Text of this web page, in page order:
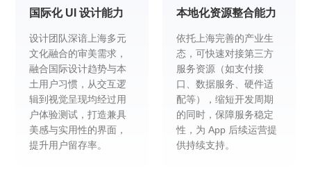
国际化 UI 设计能力
设计团队深谙上海多元
文化融合的审美需求，
融合国际设计趋势与本
土用户习惯，从交互逻
辑到视觉呈现均经过用
户体验测试，打造兼具
美感与实用性的界面，
提升用户留存率。
本地化资源整合能力
依托上海完善的产业生
态，可快速对接第三方
服务资源（如支付接
口、数据服务、硬件适
配等），缩短开发周期
的同时，保障服务稳定
性，为 App 后续运营提
供持续支持。